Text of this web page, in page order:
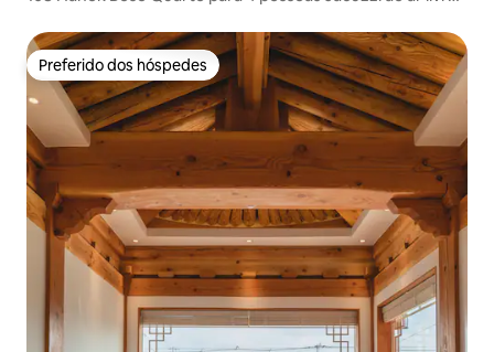
Preferido dos hóspedes
Preferido dos hóspedes